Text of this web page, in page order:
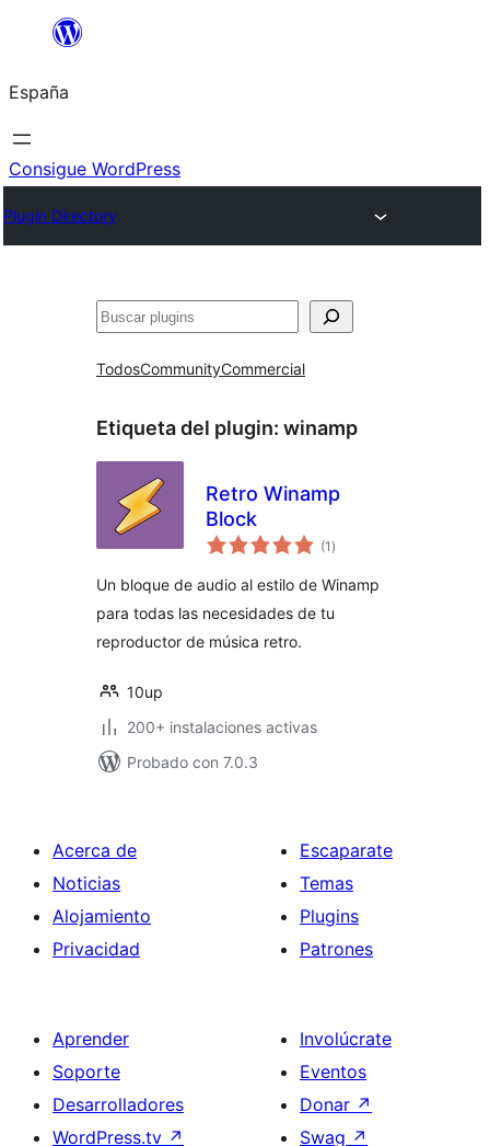
Saltar
contenido
España
Consigue WordPress
Plugin Directory
Buscar
TodosCommunityCommercial
Etiqueta del plugin: winamp
Retro Winamp
Block
(1 valoraciones
en
)
Un bloque de audio al estilo de Winamp
para todas las necesidades de tu
reproductor de música retro.
10up
200+ instalaciones activas
Probado con 7.0.3
Acerca de
Noticias
Alojamiento
Privacidad
Escaparate
Temas
Plugins
Patrones
Aprender
Soporte
Desarrolladores
WordPress.tv ↗
Involúcrate
Eventos
Donar ↗
Swag ↗